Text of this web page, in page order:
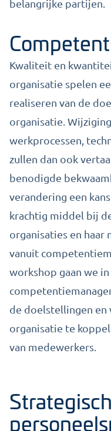
belangrijke partijen.
Kwaliteit en
organisatie spelen
realiseren van de
organisatie.
werkprocessen,
zullen dan ook
benodigde
verandering een
krachtig middel bij
organisaties en haar
vanuit
workshop gaan we
de doelstellingen en
organisatie te
van medewerkers.